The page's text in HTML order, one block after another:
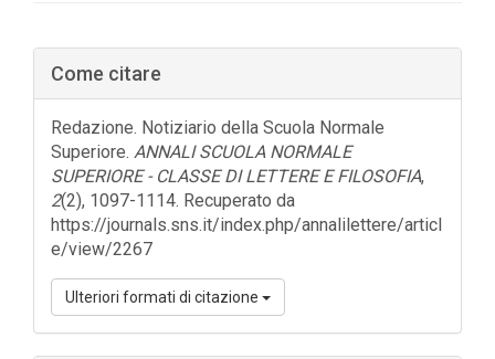
Barra
laterale
dell'articolo
Come citare
Redazione. Notiziario della Scuola Normale
Superiore. ANNALI SCUOLA NORMALE
SUPERIORE - CLASSE DI LETTERE E FILOSOFIA,
2(2), 1097-1114. Recuperato da
https://journals.sns.it/index.php/annalilettere/articl
e/view/2267
Ulteriori formati di citazione